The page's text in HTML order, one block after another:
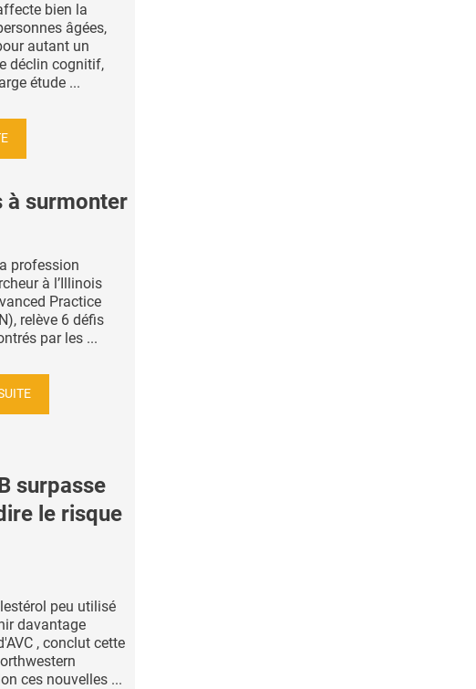
bien la
âgées,
autant un
déclin cognitif,
étude ...
à surmonter
profession
à l’Illinois
Practice
relève 6 défis
par les ...
surpasse
le risque
peu utilisé
davantage
, conclut cette
ces nouvelles ...